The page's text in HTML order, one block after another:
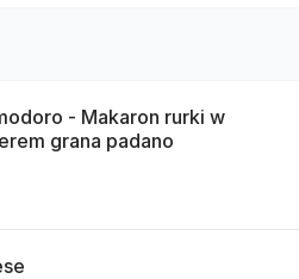
- Makaron rurki w
grana padano